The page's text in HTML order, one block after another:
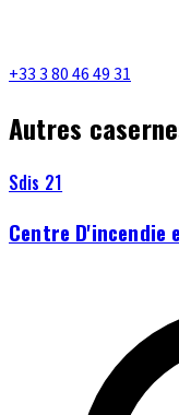
+33 3 80 46 49 31
Autres
Sdis 21
Centre D'incendie